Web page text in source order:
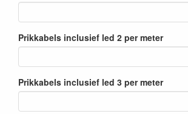
Prikkabels inclusief led 2 per meter
Prikkabels inclusief led 3 per meter